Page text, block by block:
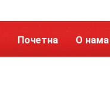
Почетна О нама